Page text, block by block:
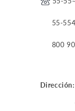
55-
800
Dirección: